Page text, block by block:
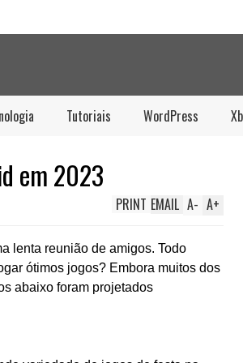
Tutoriais WordPress
em 2023
A+
A-
EMAIL
PRINT
lenta reunião de amigos. Todo
ótimos jogos? Embora muitos dos
abaixo foram projetados